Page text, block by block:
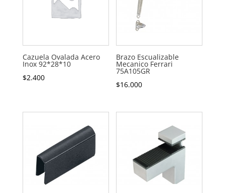
Cazuela Ovalada Acero
Inox 92*28*10
$2.400
Brazo Escualizable
Mecanico Ferrari
75A105GR
$16.000